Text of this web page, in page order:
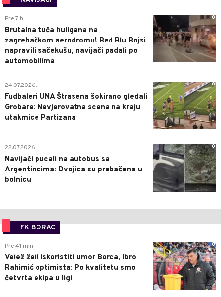
0
Pre 7 h
Brutalna tuča huligana na
zagrebačkom aerodromu! Bed Blu Bojsi
napravili sačekušu, navijači padali po
automobilima
0
24.07.2026.
Fudbaleri UNA Štrasena šokirano gledali
Grobare: Nevjerovatna scena na kraju
utakmice Partizana
0
22.07.2026.
Navijači pucali na autobus sa
Argentincima: Dvojica su prebačena u
bolnicu
FK BORAC
0
Pre 41 min
Velež želi iskoristiti umor Borca, Ibro
Rahimić optimista: Po kvalitetu smo
četvrta ekipa u ligi